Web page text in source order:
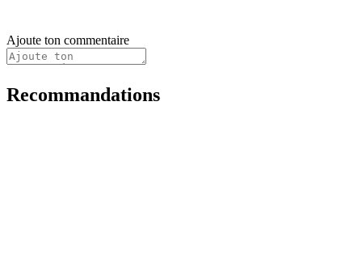
Ajoute ton commentaire
Recommandations